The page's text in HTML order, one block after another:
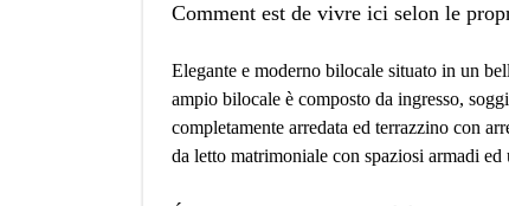
Comment est de vivre ici selon le
Elegante e moderno bilocale situato in un
ampio bilocale è composto da ingresso,
completamente arredata ed terrazzino con
da letto matrimoniale con spaziosi armadi